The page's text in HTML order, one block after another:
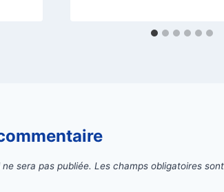
sera pas publiée. Les champs obligatoires